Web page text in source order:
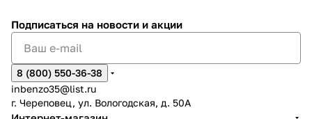
Подписаться на новости и акции
8 (800) 550-36-38
inbenzo35@list.ru
г. Череповец, ул. Вологодская, д. 50А